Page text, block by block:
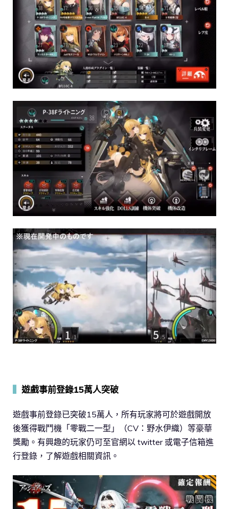
遊戲事前登錄15萬人突破
遊戲事前登錄已突破15萬人，所有玩家將可於遊戲開放
後獲得戰鬥機「零戰二一型」（CV：野水伊織）等豪華
獎勵。有興趣的玩家仍可至官網以 twitter 或電子信箱進
行登錄，了解遊戲相關資訊。